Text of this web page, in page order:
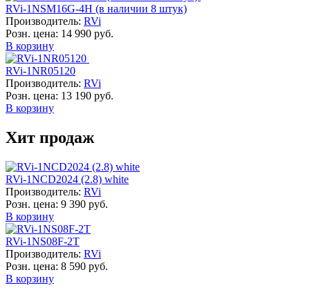
RVi-1NSM16G-4H (в наличии 8 штук)
Производитель: RVi
Розн. цена: 14 990 руб.
В корзину
RVi-1NR05120
Производитель: RVi
Розн. цена: 13 190 руб.
В корзину
Хит продаж
RVi-1NCD2024 (2.8) white
Производитель: RVi
Розн. цена: 9 390 руб.
В корзину
RVi-1NS08F-2T
Производитель: RVi
Розн. цена: 8 590 руб.
В корзину